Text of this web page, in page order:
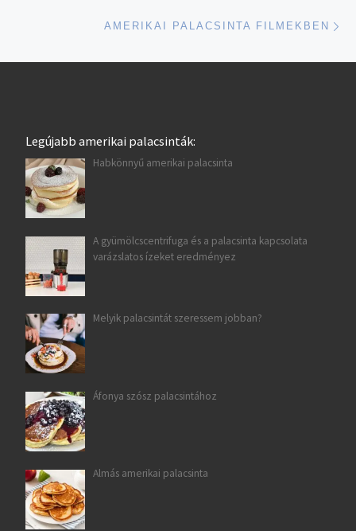
AMERIKAI PALACSINTA FILMEKBEN
Legújabb amerikai palacsinták:
Habkönnyű amerikai palacsinta
A gyümölcscentrifuga és a palacsinta kapcsolata
varázslatos ízeket eredményez
Melyik palacsintát szeressem jobban?
Áfonya szósz palacsintához
Almás amerikai palacsinta